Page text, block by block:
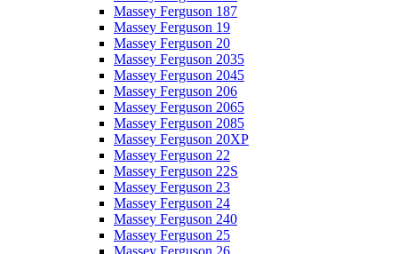
Massey Ferguson 187
Massey Ferguson 19
Massey Ferguson 20
Massey Ferguson 2035
Massey Ferguson 2045
Massey Ferguson 206
Massey Ferguson 2065
Massey Ferguson 2085
Massey Ferguson 20XP
Massey Ferguson 22
Massey Ferguson 22S
Massey Ferguson 23
Massey Ferguson 24
Massey Ferguson 240
Massey Ferguson 25
Massey Ferguson 26